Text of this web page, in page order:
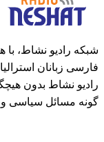
شبکه رادیو نشاط،
فارسی زبانان
رادیو نشاط بدون
گونه مسائل سیاسی و